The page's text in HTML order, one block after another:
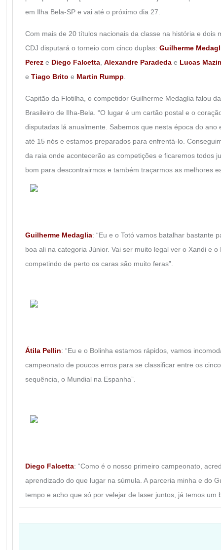
em Ilha Bela-SP e vai até o próximo dia 27.
Com mais de 20 títulos nacionais da classe na história e dois
CDJ disputará o torneio com cinco duplas: Guilherme
Perez e Diego Falcetta Alexandre Paradeda e Lucas
e Tiago Brito e Martin Rumpp
Capitão da Flotilha, o competidor Guilherme Medaglia falou
Brasileiro de Ilha-Bela. “O lugar é um cartão postal e o
disputadas lá anualmente. Sabemos que nesta época do ano
até 15 nós e estamos preparados para enfrentá-lo.
da raia onde acontecerão as competições e ficaremos todos
bom para descontrairmos e também traçarmos as melhores
Guilherme Medaglia: “Eu e o Totó vamos batalhar bastante
boa ali na categoria Júnior. Vai ser muito legal ver o Xandi e
competindo de perto os caras são muito feras”.
Átila Pellin: “Eu e o Bolinha estamos rápidos, vamos
campeonato de poucos erros para se classificar entre os
sequência, o Mundial na Espanha”.
Diego Falcetta: “Como é o nosso primeiro campeonato,
aprendizado do que lugar na súmula. A parceria minha e do
tempo e acho que só por velejar de laser juntos, já temos um